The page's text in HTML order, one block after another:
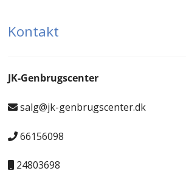
Kontakt
JK-Genbrugscenter
salg@jk-genbrugscenter.dk
66156098
24803698